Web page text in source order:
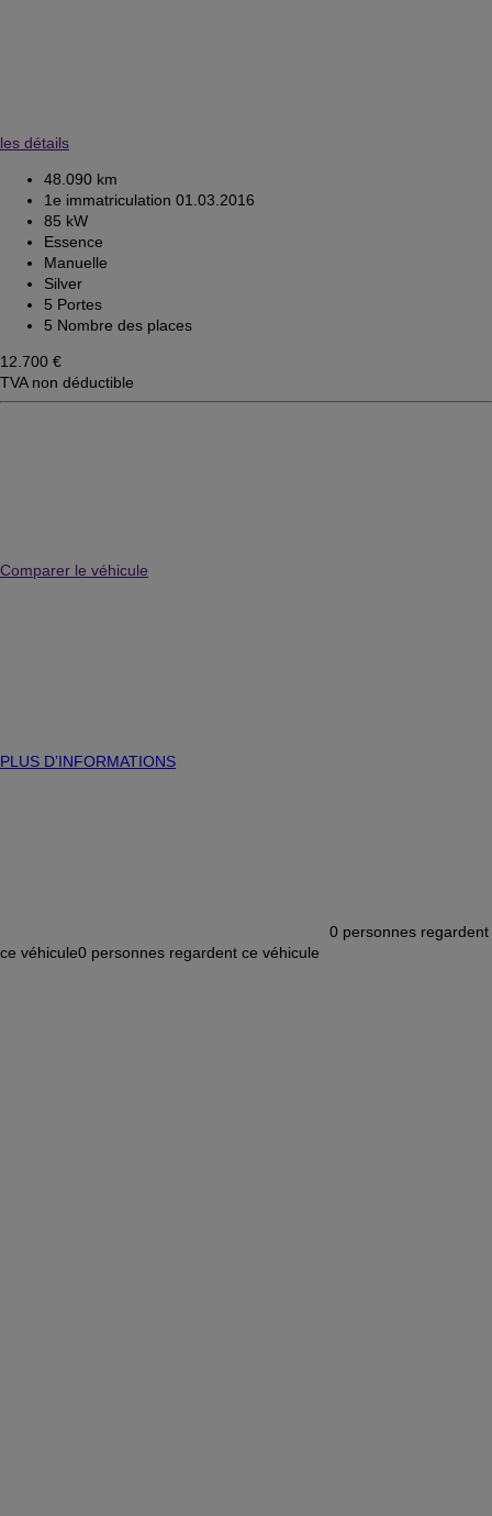
les détails
48.090 km
1e immatriculation 01.03.2016
85 kW
Essence
Manuelle
Silver
5 Portes
5 Nombre des places
12.700 €
TVA non déductible
Comparer le véhicule
PLUS D’INFORMATIONS
0 personnes regardent
ce véhicule0 personnes regardent ce véhicule